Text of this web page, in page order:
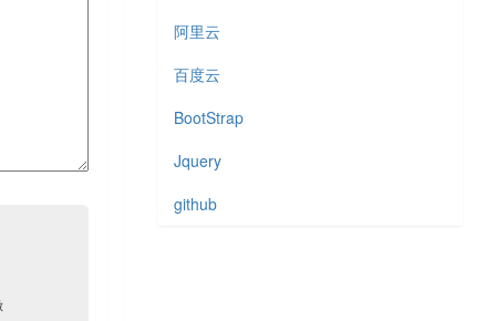
阿里云
百度云
BootStrap
Jquery
github